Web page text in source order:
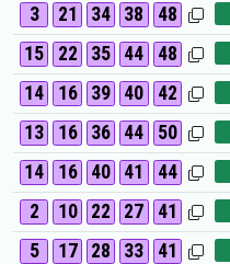
3
21 34 38 48
15
22 35 44 48
14
16 39 40 42
13
16 36 44 50
14
16 40 41 44
2
10 22 27 41
5
17 28 33 41